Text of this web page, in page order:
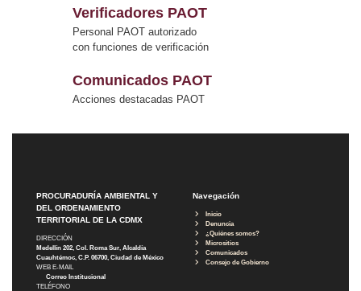
Verificadores PAOT
Personal PAOT autorizado
con funciones de verificación
Comunicados PAOT
Acciones destacadas PAOT
PROCURADURÍA AMBIENTAL Y
DEL ORDENAMIENTO
TERRITORIAL DE LA CDMX
DIRECCIÓN
Medellín 202, Col. Roma Sur, Alcaldía
Cuauhtémoc, C.P. 06700, Ciudad de México
WEB E-MAIL
Correo Institucional
TELÉFONO
Navegación
Inicio
Denuncia
¿Quiénes somos?
Micrositios
Comunicados
Consejo de Gobierno